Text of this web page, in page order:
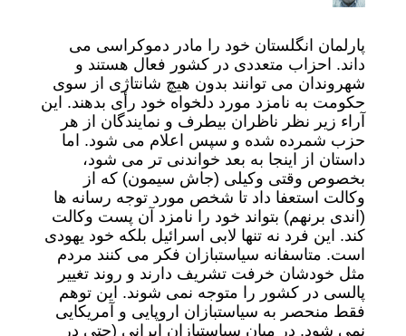
پارلمان انگلستان خود را مادر دموکراسی می
داند. احزاب متعددی در کشور فعال هستند و
شهروندان می توانند بدون هیچ شانتاژی از سوی
حکومت به نامزد مورد دلخواه خود رأی بدهند. این
آراء زیر نظر ناظران بیطرف و نمایندگان از هر
حزب شمرده شده و سپس اعلام می شود. اما
داستان از اینجا به بعد خواندنی تر می شود،
بخصوص وقتی وکیلی (جاش سیمون) که از
وکالت استعفا داد تا شخص مورد توجه رسانه ها
(اندی برنهم) بتواند خود را نامزد آن پست وکالت
کند. این فرد نه تنها لابی اسرائیل بلکه خود یهودی
است. متاسفانه سیاستبازان فکر می کنند مردم
مثل خودشان خرفت تشریف دارند و روند تغییر
پالسی در کشور را متوجه نمی شوند. این توهم
فقط منحصر به سیاستبازان اروپایی و آمریکایی
نمی شود. در میان سیاستبازان ایرانی (حتی در